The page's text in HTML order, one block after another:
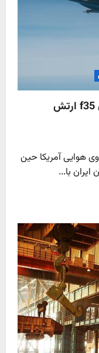
هدف قرار گرفتن جنگنده راهبردی f35 ارتش
و رادارگریز اف-۳۵ نیروی هوایی آمریکا حین
ایران با...